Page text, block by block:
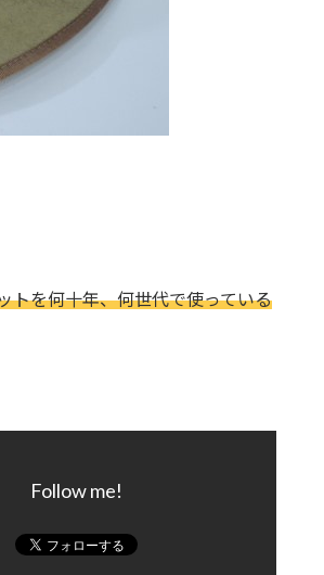
トを何十年、何世代で使っている
Follow me!